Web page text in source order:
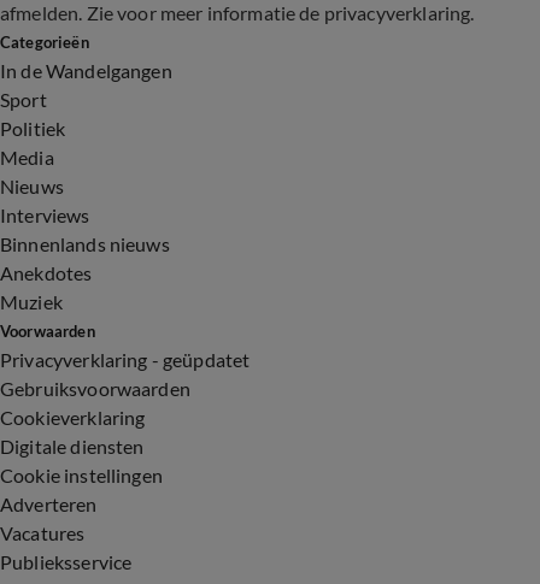
afmelden. Zie voor meer informatie de privacyverklaring.
Categorieën
In de Wandelgangen
Sport
Politiek
Media
Nieuws
Interviews
Binnenlands nieuws
Anekdotes
Muziek
Voorwaarden
Privacyverklaring - geüpdatet
Gebruiksvoorwaarden
Cookieverklaring
Digitale diensten
Cookie instellingen
Adverteren
Vacatures
Publieksservice